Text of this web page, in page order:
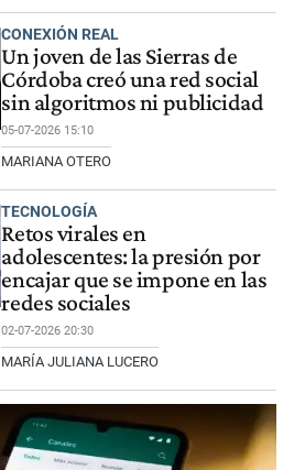
CONEXIÓN REAL
Un joven de las Sierras de
Córdoba creó una red social
sin algoritmos ni publicidad
05-07-2026 15:10
MARIANA OTERO
TECNOLOGÍA
Retos virales en
adolescentes: la presión por
encajar que se impone en las
redes sociales
02-07-2026 20:30
MARÍA JULIANA LUCERO